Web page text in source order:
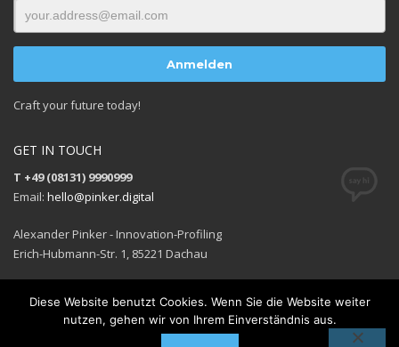
Craft your future today!
GET IN TOUCH
T +49 (08131) 9990999
Email: hello@pinker.digital
Alexander Pinker - Innovation-Profiling
Erich-Hubmann-Str. 1, 85221 Dachau
Diese Website benutzt Cookies. Wenn Sie die Website weiter
nutzen, gehen wir von Ihrem Einverständnis aus.